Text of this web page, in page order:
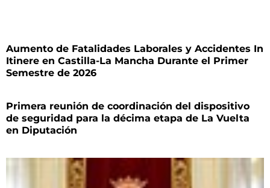
Aumento de Fatalidades Laborales y Accidentes In
Itinere en Castilla-La Mancha Durante el Primer
Semestre de 2026
Primera reunión de coordinación del dispositivo
de seguridad para la décima etapa de La Vuelta
en Diputación